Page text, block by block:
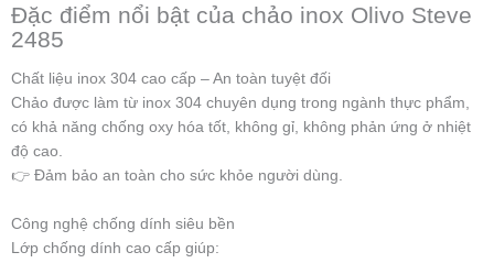
Đặc điểm nổi bật của chảo inox Olivo Steve
2485
Chất liệu inox 304 cao cấp – An toàn tuyệt đối
Chảo được làm từ inox 304 chuyên dụng trong ngành thực phẩm,
có khả năng chống oxy hóa tốt, không gỉ, không phản ứng ở nhiệt
độ cao.
👉 Đảm bảo an toàn cho sức khỏe người dùng.
Công nghệ chống dính siêu bền
Lớp chống dính cao cấp giúp: